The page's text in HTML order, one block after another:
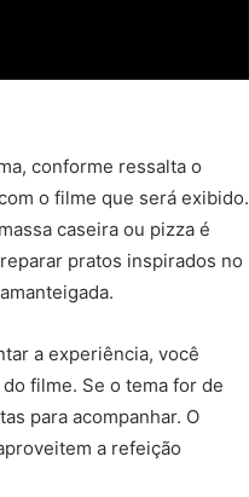
conforme ressalta o
o filme que será exibido.
caseira ou pizza é
pratos inspirados no
a experiência, você
filme. Se o tema for de
para acompanhar. O
a refeição